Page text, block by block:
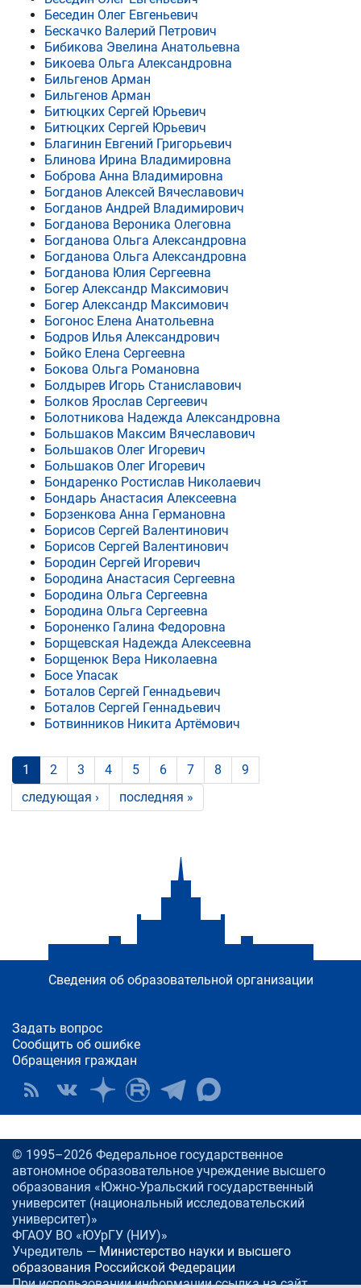
Беседин Олег Евгеньевич
Бескачко Валерий Петрович
Бибикова Эвелина Анатольевна
Бикоева Ольга Александровна
Бильгенов Арман
Бильгенов Арман
Битюцких Сергей Юрьевич
Битюцких Сергей Юрьевич
Благинин Евгений Григорьевич
Блинова Ирина Владимировна
Боброва Анна Владимировна
Богданов Алексей Вячеславович
Богданов Андрей Владимирович
Богданова Вероника Олеговна
Богданова Ольга Александровна
Богданова Ольга Александровна
Богданова Юлия Сергеевна
Богер Александр Максимович
Богер Александр Максимович
Богонос Елена Анатольевна
Бодров Илья Александрович
Бойко Елена Сергеевна
Бокова Ольга Романовна
Болдырев Игорь Станиславович
Болков Ярослав Сергеевич
Болотникова Надежда Александровна
Большаков Максим Вячеславович
Большаков Олег Игоревич
Большаков Олег Игоревич
Бондаренко Ростислав Николаевич
Бондарь Анастасия Алексеевна
Борзенкова Анна Германовна
Борисов Сергей Валентинович
Борисов Сергей Валентинович
Бородин Сергей Игоревич
Бородина Анастасия Сергеевна
Бородина Ольга Сергеевна
Бородина Ольга Сергеевна
Бороненко Галина Федоровна
Борщевская Надежда Алексеевна
Борщенюк Вера Николаевна
Босе Упасак
Боталов Сергей Геннадьевич
Боталов Сергей Геннадьевич
Ботвинников Никита Артёмович
1 2 3 4 5 6 7 8
9
следующая ›
последняя »
Сведения об образовательной организации
Задать вопрос
Сообщить об ошибке
Обращения граждан
© 1995–2026 Федеральное государственное
автономное образовательное учреждение высшего
образования «Южно-Уральский государственный
университет (национальный исследовательский
университет)»
ФГАОУ ВО «ЮУрГУ (НИУ)»
Учредитель — Министерство науки и высшего
образования Российской Федерации
При использовании информации ссылка на сайт